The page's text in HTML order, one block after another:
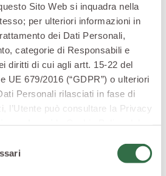
Sito Web si inquadra nella
per ulteriori informazioni in
dei Dati Personali,
categorie di Responsabili e
diritti di cui agli artt. 15-22 del
UE 679/2016 (“GDPR”) o ulteriori
Personali rilasciati in fase di
l’Utente può consultare la Privacy
tramite il Sito Web.
regolandone il ciclo di crescita
integrali apportano
fitocomposti che potrebbero
anti-tumorale dei cereali
studiati come estratti o prodotti